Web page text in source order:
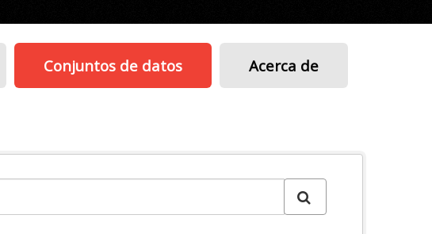
Conjuntos de datos Acerca de